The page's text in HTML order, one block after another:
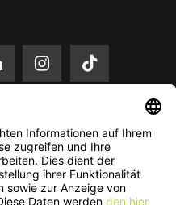
zzgl. Versandkosten.
Nur solange der Vorrat reicht.
& Co. KG - All Rights Reserved.​